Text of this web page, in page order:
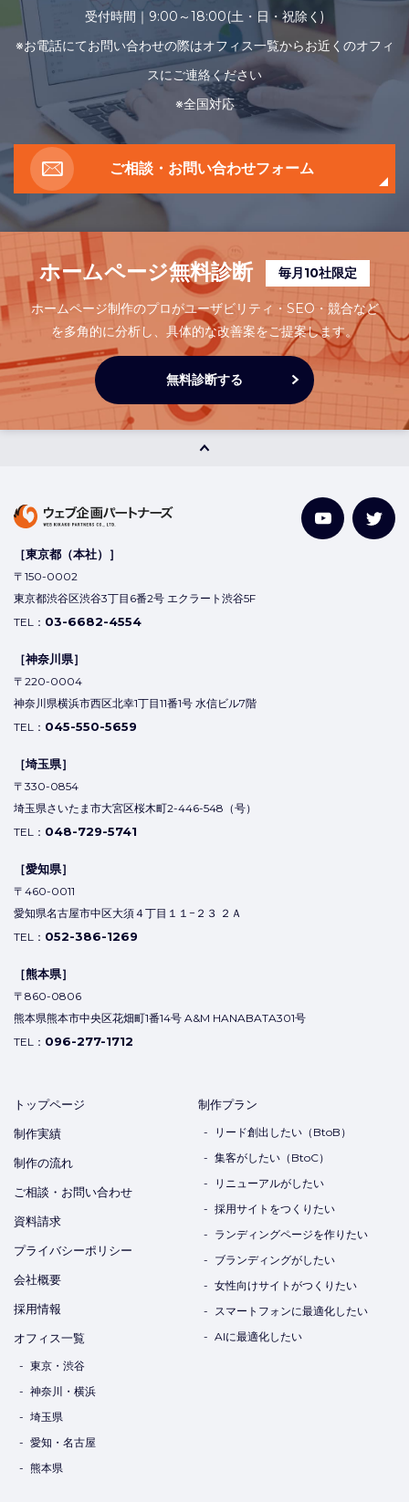
受付時間｜9:00～18:00(土・日・祝除く)
※お電話にてお問い合わせの際はオフィス一覧からお近くのオフィ
スにご連絡ください
※全国対応
ご相談・お問い合わせフォーム
ホームページ無料診断 毎月10社限定
ホームページ制作のプロがユーザビリティ・SEO・競合など
を多角的に分析し、 具体的な改善案をご提案します。
無料診断する
［東京都（本社）］
〒150-0002
東京都渋谷区渋谷3丁目6番2号 エクラート渋谷5F
TEL： 03-6682-4554
［神奈川県］
〒220-0004
神奈川県横浜市西区北幸1丁目11番1号 水信ビル7階
TEL： 045-550-5659
［埼玉県］
〒330-0854
埼玉県さいたま市大宮区桜木町2-446-548（号）
TEL： 048-729-5741
［愛知県］
〒460-0011
愛知県名古屋市中区大須４丁目１１−２３ ２Ａ
TEL： 052-386-1269
［熊本県］
〒860-0806
熊本県熊本市中央区花畑町1番14号 A&M HANABATA301号
TEL： 096-277-1712
トップページ
制作実績
制作の流れ
ご相談・お問い合わせ
資料請求
プライバシーポリシー
会社概要
採用情報
オフィス一覧
東京・渋谷
神奈川・横浜
埼玉県
愛知・名古屋
熊本県
制作プラン
リード創出したい（BtoB）
集客がしたい（BtoC）
リニューアルがしたい
採用サイトをつくりたい
ランディングページを作りたい
ブランディングがしたい
女性向けサイトがつくりたい
スマートフォンに最適化したい
AIに最適化したい